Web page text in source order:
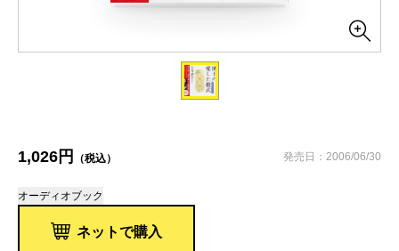
1,026円 （税込） 発売日：2006/06/30
オーディオブック
ネットで購入